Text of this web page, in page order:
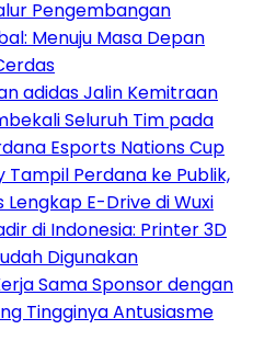
Pengembangan
Menuju Masa Depan
adidas Jalin Kemitraan
Seluruh Tim pada
Esports Nations Cup
Perdana ke Publik,
E-Drive di Wuxi
di Indonesia: Printer 3D
Digunakan
Sama Sponsor dengan
Tingginya Antusiasme